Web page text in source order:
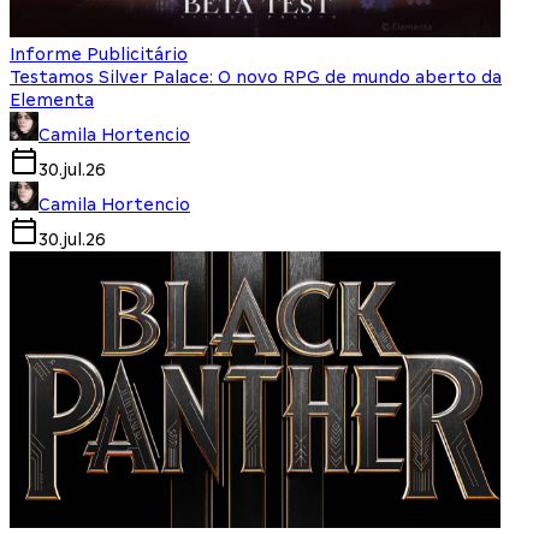
Informe Publicitário
Testamos Silver Palace: O novo RPG de mundo aberto da
Elementa
Camila Hortencio
30.jul.26
Camila Hortencio
30.jul.26